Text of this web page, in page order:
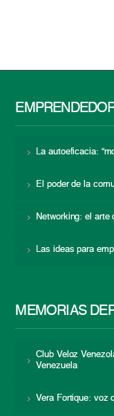
La autoeficacia:
El poder de la
Networking: el arte
Las ideas para
MEMORIAS
Club Veloz
Venezuela
Vera Fortique: voz